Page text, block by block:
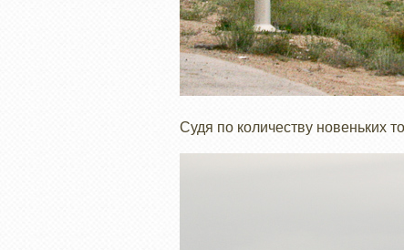
Судя по количеству новеньких